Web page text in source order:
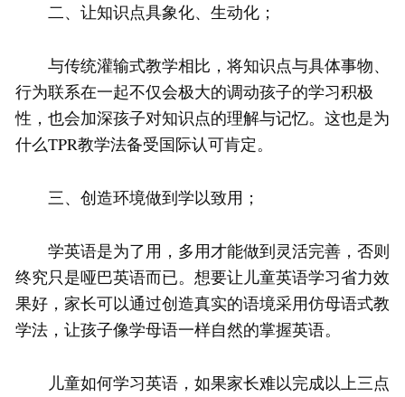
二、让知识点具象化、生动化；
与传统灌输式教学相比，将知识点与具体事物、
行为联系在一起不仅会极大的调动孩子的学习积极
性，也会加深孩子对知识点的理解与记忆。这也是为
什么TPR教学法备受国际认可肯定。
三、创造环境做到学以致用；
学英语是为了用，多用才能做到灵活完善，否则
终究只是哑巴英语而已。想要让儿童英语学习省力效
果好，家长可以通过创造真实的语境采用仿母语式教
学法，让孩子像学母语一样自然的掌握英语。
儿童如何学习英语，如果家长难以完成以上三点